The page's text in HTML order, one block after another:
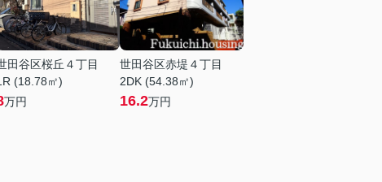
田谷区桜丘４丁目
(18.78㎡)
万円
世田谷区赤堤４丁目
2DK (54.38㎡)
16.2万円